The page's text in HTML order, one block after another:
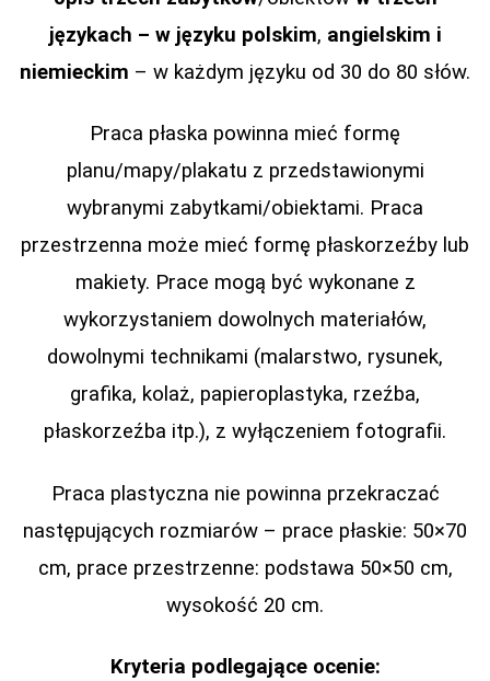
językach – w języku polskim, angielskim i
niemieckim – w każdym języku od 30 do 80 słów.
Praca płaska powinna mieć formę
planu/mapy/plakatu z przedstawionymi
wybranymi zabytkami/obiektami. Praca
przestrzenna może mieć formę płaskorzeźby lub
makiety. Prace mogą być wykonane z
wykorzystaniem dowolnych materiałów,
dowolnymi technikami (malarstwo, rysunek,
grafika, kolaż, papieroplastyka, rzeźba,
płaskorzeźba itp.), z wyłączeniem fotografii.
Praca plastyczna nie powinna przekraczać
następujących rozmiarów – prace płaskie: 50×70
cm, prace przestrzenne: podstawa 50×50 cm,
wysokość 20 cm.
Kryteria podlegające ocenie: